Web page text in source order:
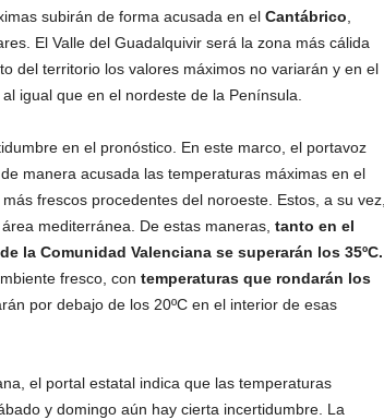
subirán de forma acusada en el Cantábrico
El Valle del Guadalquivir será la zona más cálida
del territorio los valores máximos no variarán y en el
igual que en el nordeste de la Península.
en el pronóstico. En este marco, el portavoz
manera acusada las temperaturas máximas en el
frescos procedentes del noroeste. Estos, a su vez,
mediterránea. De estas maneras, tanto en el
la Comunidad Valenciana se superarán los 35ºC.
fresco, con temperaturas que rondarán los
por debajo de los 20ºC en el interior de esas
el portal estatal indica que las temperaturas
y domingo aún hay cierta incertidumbre. La